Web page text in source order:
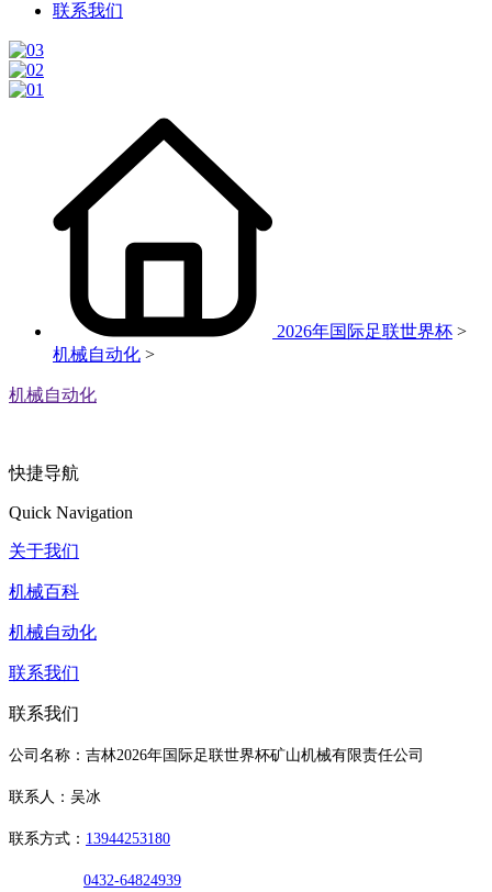
联系我们
2026年国际足联世界杯 >
机械自动化 >
机械自动化
快捷导航
Quick Navigation
关于我们
机械百科
机械自动化
联系我们
联系我们
公司名称：吉林2026年国际足联世界杯矿山机械有限责任公司
联系人：吴冰
联系方式： 13944253180
0432-64824939